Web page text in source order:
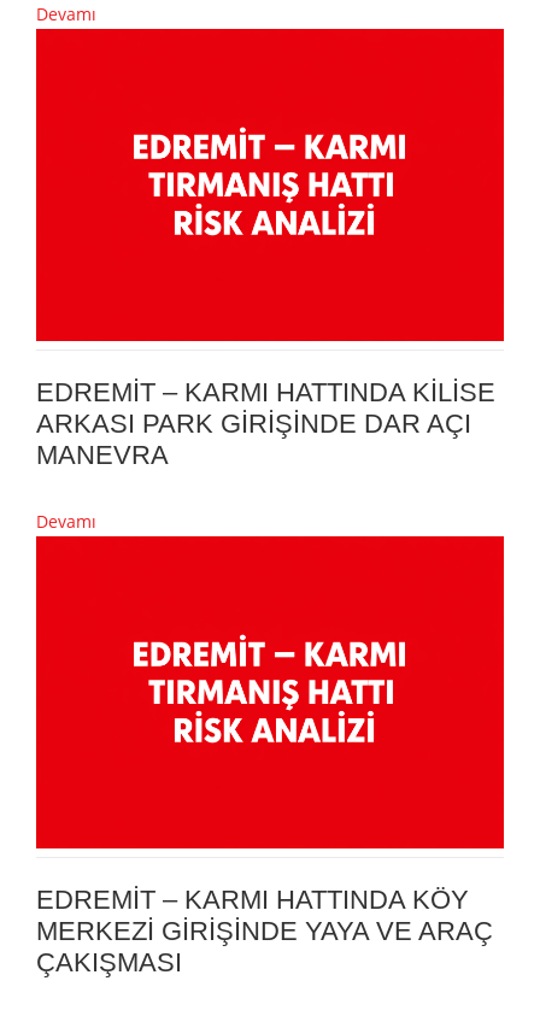
Devamı
EDREMİT – KARMI HATTINDA KİLİSE
ARKASI PARK GİRİŞİNDE DAR AÇI
MANEVRA
Devamı
EDREMİT – KARMI HATTINDA KÖY
MERKEZİ GİRİŞİNDE YAYA VE ARAÇ
ÇAKIŞMASI